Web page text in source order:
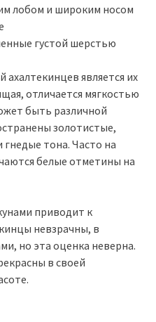
лобом и широким носом
густой шерстью
ахалтекинцев является их
отличается мягкостью
быть различной
золотистые,
тона. Часто на
белые отметины на
приводит к
невзрачны, в
но эта оценка неверна.
в своей